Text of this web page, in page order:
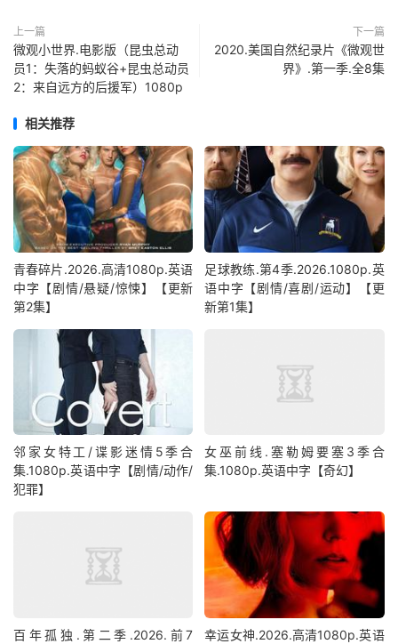
上一篇
微观小世界.电影版（昆虫总动
员1：失落的蚂蚁谷+昆虫总动员
2：来自远方的后援军）1080p
下一篇
2020.美国自然纪录片《微观世
界》.第一季.全8集
相关推荐
青春碎片.2026.高清1080p.英语
中字【剧情/悬疑/惊悚】【更新
第2集】
足球教练.第4季.2026.1080p.英
语中字【剧情/喜剧/运动】【更
新第1集】
邻家女特工/谍影迷情5季合
集.1080p.英语中字【剧情/动作/
犯罪】
女巫前线.塞勒姆要塞3季合
集.1080p.英语中字【奇幻】
百年孤独.第二季.2026.前7
幸运女神.2026.高清1080p.英语